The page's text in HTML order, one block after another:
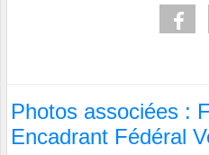
Photos associées :
Encadrant Fédéral